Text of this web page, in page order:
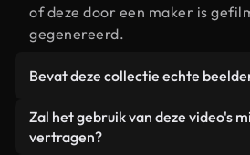
of deze door een maker is
gegenereerd.
Bevat deze collectie echte
Beide. Dit is een hybride
uit echte, door mensen gefilmde
Zal het gebruik van deze video's
vertragen?